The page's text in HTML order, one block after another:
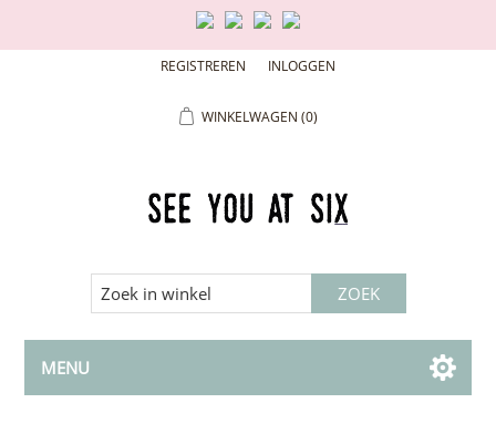
REGISTREREN INLOGGEN
WINKELWAGEN (0)
MENU